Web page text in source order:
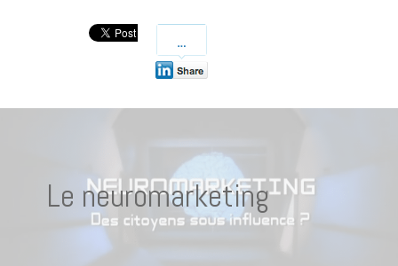
Le neuromarketing